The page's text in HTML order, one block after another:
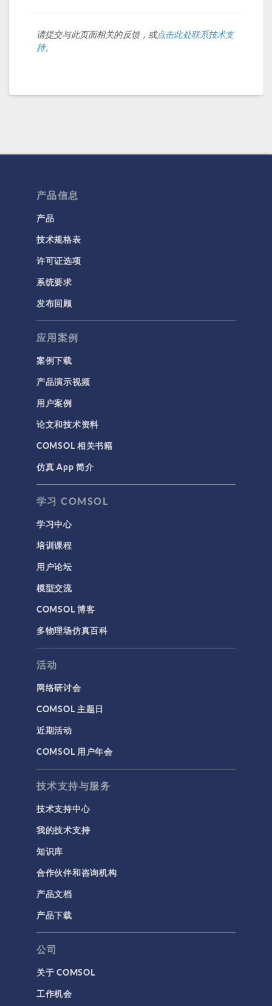
请提交与此页面相关的反馈，或点击此处联系技术支
持。
产品信息
产品
技术规格表
许可证选项
系统要求
发布回顾
应用案例
案例下载
产品演示视频
用户案例
论文和技术资料
COMSOL 相关书籍
仿真 App 简介
学习 COMSOL
学习中心
培训课程
用户论坛
模型交流
COMSOL 博客
多物理场仿真百科
活动
网络研讨会
COMSOL 主题日
近期活动
COMSOL 用户年会
技术支持与服务
技术支持中心
我的技术支持
知识库
合作伙伴和咨询机构
产品文档
产品下载
公司
关于 COMSOL
工作机会